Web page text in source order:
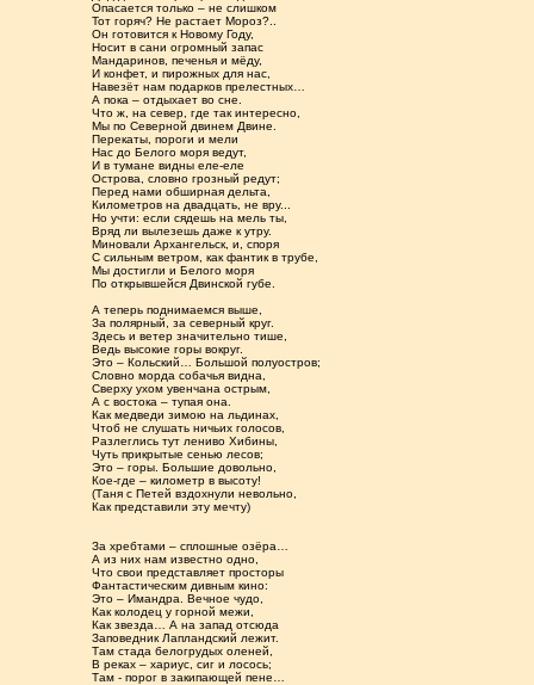
Опасается только – не слишком
Тот горяч? Не растает Мороз?..
Он готовится к Новому Году,
Носит в сани огромный запас
Мандаринов, печенья и мёду,
И конфет, и пирожных для нас,
Навезёт нам подарков прелестных…
А пока – отдыхает во сне.
Что ж, на север, где так интересно,
Мы по Северной двинем Двине.
Перекаты, пороги и мели
Нас до Белого моря ведут,
И в тумане видны еле-еле
Острова, словно грозный редут;
Перед нами обширная дельта,
Километров на двадцать, не вру...
Но учти: если сядешь на мель ты,
Вряд ли вылезешь даже к утру.
Миновали Архангельск, и, споря
С сильным ветром, как фантик в трубе,
Мы достигли и Белого моря
По открывшейся Двинской губе.
А теперь поднимаемся выше,
За полярный, за северный круг.
Здесь и ветер значительно тише,
Ведь высокие горы вокруг.
Это – Кольский… Большой полуостров;
Словно морда собачья видна,
Сверху ухом увенчана острым,
А с востока – тупая она.
Как медведи зимою на льдинах,
Чтоб не слушать ничьих голосов,
Разлеглись тут лениво Хибины,
Чуть прикрытые сенью лесов;
Это – горы. Большие довольно,
Кое-где – километр в высоту!
(Таня с Петей вздохнули невольно,
Как представили эту мечту)
За хребтами – сплошные озёра…
А из них нам известно одно,
Что свои представляет просторы
Фантастическим дивным кино:
Это – Имандра. Вечное чудо,
Как колодец у горной межи,
Как звезда… А на запад отсюда
Заповедник Лапландский лежит.
Там стада белогрудых оленей,
В реках – хариус, сиг и лосось;
Там - порог в закипающей пене…